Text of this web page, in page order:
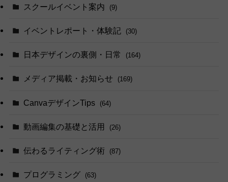
スクールイベント案内 (9)
イベントレポート・体験記 (30)
日本デザインの裏側・日常 (164)
メディア掲載・お知らせ (169)
CanvaデザインTips (64)
動画編集の基礎と活用 (26)
伝わるライティング術 (87)
プログラミング (63)